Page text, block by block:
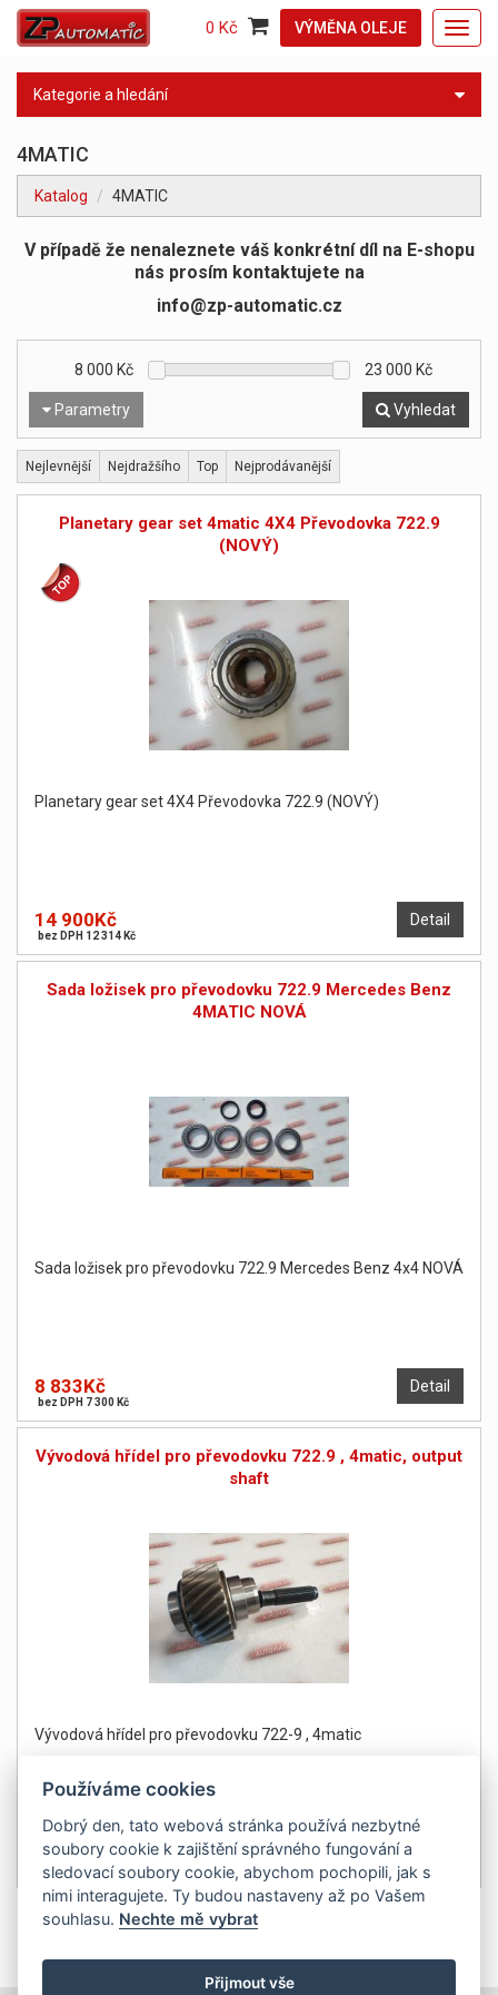
VÝMĚNA OLEJE
0 Kč
Kategorie a hledání
4MATIC
Katalog 4MATIC
V případě že nenaleznete váš konkrétní díl na E-shopu
nás prosím kontaktujete na
info@zp-automatic.cz
Parametry
8 000 Kč 23 000 Kč
Vyhledat
Nejlevnější Nejdražšího Top Nejprodávanější
Planetary gear set 4matic 4X4 Převodovka 722.9
(NOVÝ)
Planetary gear set 4X4 Převodovka 722.9 (NOVÝ)
Detail
14 900Kč
bez DPH 12 314 Kč
Sada ložisek pro převodovku 722.9 Mercedes Benz
4MATIC NOVÁ
Sada ložisek pro převodovku 722.9 Mercedes Benz 4x4 NOVÁ
Detail
8 833Kč
bez DPH 7 300 Kč
Vývodová hřídel pro převodovku 722.9 , 4matic, output
shaft
Vývodová hřídel pro převodovku 722-9 , 4matic
Detail
22 869Kč
bez DPH 18 900 Kč
1
Používáme cookies
Dobrý den, tato webová stránka používá nezbytné
soubory cookie k zajištění správného fungování a
sledovací soubory cookie, abychom pochopili, jak s
nimi interagujete. Ty budou nastaveny až po Vašem
souhlasu. Nechte mě vybrat
Přijmout vše